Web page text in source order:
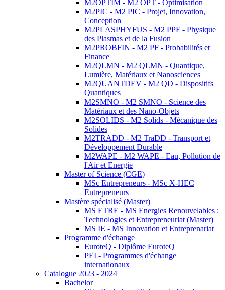
M2OPTIM - M2 OPT - Optimisation
M2PIC - M2 PIC - Projet, Innovation,
Conception
M2PLASPHYFUS - M2 PPF - Physique
des Plasmas et de la Fusion
M2PROBFIN - M2 PF - Probabilités et
Finance
M2QLMN - M2 QLMN - Quantique,
Lumière, Matériaux et Nanosciences
M2QUANTDEV - M2 QD - Dispositifs
Quantiques
M2SMNO - M2 SMNO - Science des
Matériaux et des Nano-Objets
M2SOLIDS - M2 Solids - Mécanique des
Solides
M2TRADD - M2 TraDD - Transport et
Développement Durable
M2WAPE - M2 WAPE - Eau, Pollution de
l'Air et Energie
Master of Science (CGE)
MSc Entrepreneurs - MSc X-HEC
Entrepreneurs
Mastère spécialisé (Master)
MS ETRE - MS Energies Renouvelables :
Technologies et Entrepreneuriat (Master)
MS IE - MS Innovation et Entreprenariat
Programme d'échange
EuroteQ - Diplôme EuroteQ
PEI - Programmes d'échange
internationaux
Catalogue 2023 - 2024
Bachelor